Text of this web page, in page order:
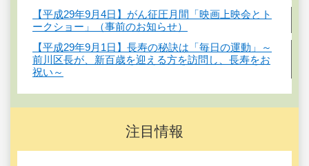
【平成29年9月4日】がん征圧月間「映画上映会とト
ークショー」（事前のお知らせ）
【平成29年9月1日】長寿の秘訣は「毎日の運動」～
前川区長が、新百歳を迎える方を訪問し、長寿をお
祝い～
注目情報